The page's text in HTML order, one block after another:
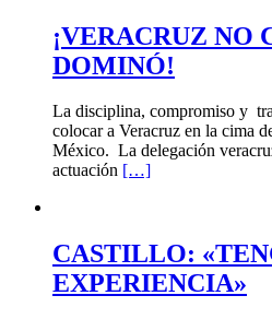
¡VERACRUZ
DOMINÓ!
La disciplina, compromiso y
colocar a Veracruz en la cima
México. La delegación
actuación […]
CASTILLO:
EXPERIENCIA»